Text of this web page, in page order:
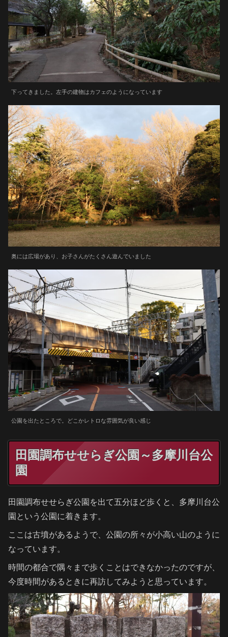
下ってきました。左手の建物はカフェのようになっています
奥には広場があり、お子さんがたくさん遊んでいました
公園を出たところで。どこかレトロな雰囲気が良い感じ
田園調布せせらぎ公園～多摩川台公
園
田園調布せせらぎ公園を出て五分ほど歩くと、多摩川台公
園という公園に着きます。
ここは古墳があるようで、公園の所々が小高い山のように
なっています。
時間の都合で隅々まで歩くことはできなかったのですが、
今度時間があるときに再訪してみようと思っています。